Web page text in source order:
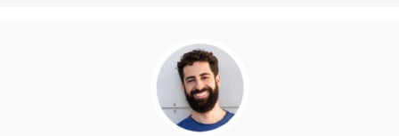
pois nele podemos juntar resistência, durabilidade, beleza
Piso Epóxi em Hospitais – Centro